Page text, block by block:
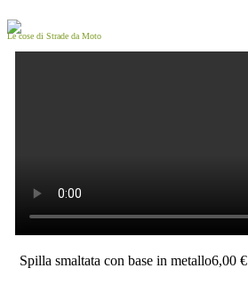
Le cose di Strade da Moto
Spilla smaltata con base in metallo6,00 €